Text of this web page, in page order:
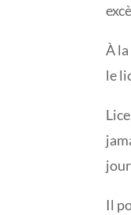
À
le
Il